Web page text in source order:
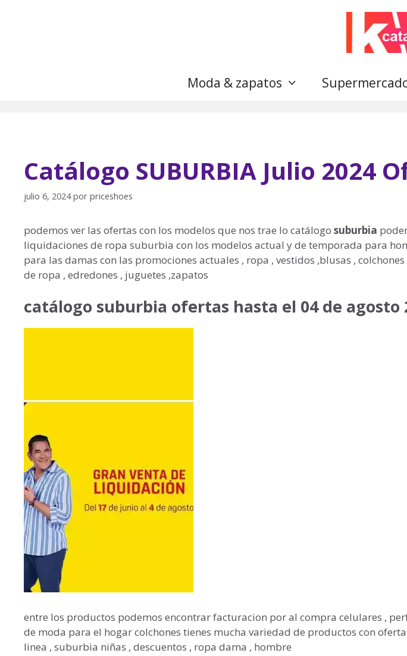
Moda & zapatos
Catálogo SUBURBIA Julio 2024
julio 6, 2024 por priceshoes
podemos ver las ofertas con los modelos que nos trae lo catálogo suburbia
liquidaciones de ropa suburbia con los modelos actual y de temporada para
para las damas con las promociones actuales , ropa , vestidos ,blusas ,
de ropa , edredones , juguetes ,zapatos
catálogo suburbia ofertas hasta el 04 de agosto
entre los productos podemos encontrar facturacion por al compra celulares ,
de moda para el hogar colchones tienes mucha variedad de productos con
linea , suburbia niñas , descuentos , ropa dama , hombre